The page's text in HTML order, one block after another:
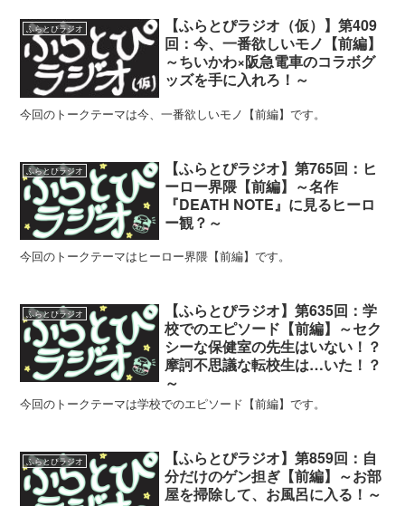
ふらとぴラジオ
【ふらとぴラジオ（仮）】第409
回：今、一番欲しいモノ【前編】
～ちいかわ×阪急電車のコラボグ
ッズを手に入れろ！～
今回のトークテーマは今、一番欲しいモノ【前編】です。
ふらとぴラジオ
【ふらとぴラジオ】第765回：ヒ
ーロー界隈【前編】～名作
『DEATH NOTE』に見るヒーロ
ー観？～
今回のトークテーマはヒーロー界隈【前編】です。
ふらとぴラジオ
【ふらとぴラジオ】第635回：学
校でのエピソード【前編】～セク
シーな保健室の先生はいない！？
摩訶不思議な転校生は…いた！？
～
今回のトークテーマは学校でのエピソード【前編】です。
ふらとぴラジオ
【ふらとぴラジオ】第859回：自
分だけのゲン担ぎ【前編】～お部
屋を掃除して、お風呂に入る！～